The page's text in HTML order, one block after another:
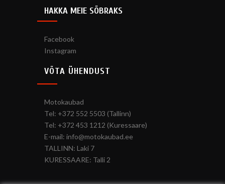
HAKKA MEIE SÕBRAKS
Facebook
Instagram
VÕTA ÜHENDUST
Motokaubad
Tel: +372 552 5503 (Tallinn)
Tel: +372 453 1212 (Kuressaare)
E-mail: info@motokaubad.ee
TALLINN: Laki 7
KURESSAARE: Talli 2